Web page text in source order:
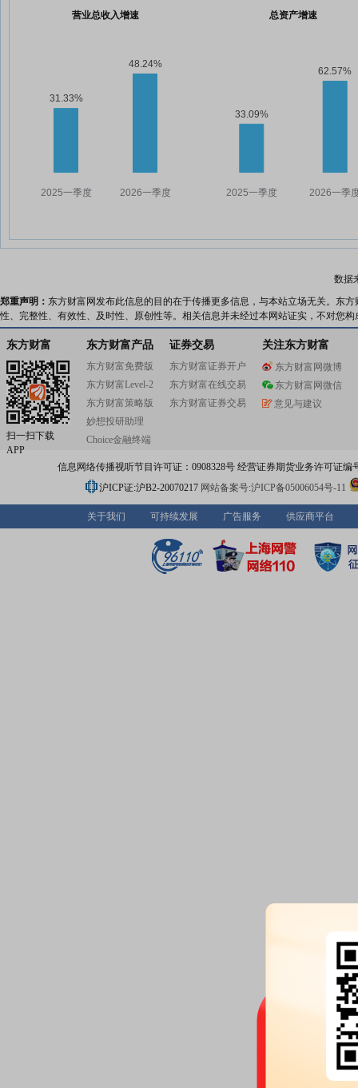
营业总收入增速 总资产增速
数据
郑重声明： 东方财富网发布此信息的目的在于传播更多信息，与本站立场无关。东
性、完整性、有效性、及时性、原创性等。相关信息并未经过本网站证实，不对您
东方财富
扫一扫下载
APP
东方财富产品
东方财富免费版
东方财富Level-2
东方财富策略版
妙想投研助理
Choice金融终端
证券交易
东方财富证券开户
东方财富在线交易
东方财富证券交易
关注东方财富
东方财富网微博
东方财富网微信
意见与建议
信息网络传播视听节目许可证：0908328号 经营证券期货业务许可证编
沪ICP证:沪B2-20070217 网站备案号:沪ICP备05006054号-11
关于我们 可持续发展 广告服务 供应商平台